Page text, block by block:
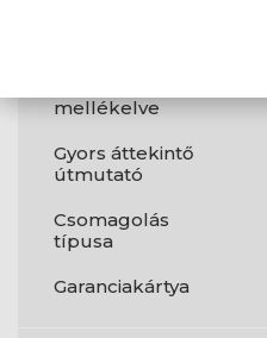
mellékelve
Gyors áttekintő
útmutató
Csomagolás
típusa
Garanciakártya